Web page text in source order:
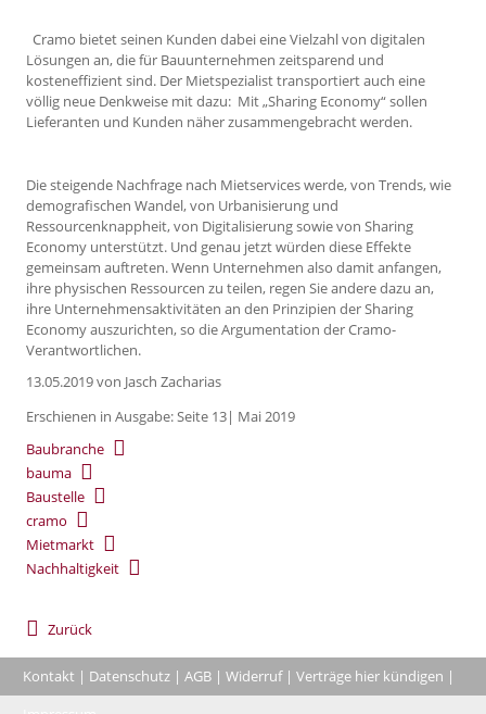
Cramo bietet seinen Kunden dabei eine Vielzahl von digitalen
Lösungen an, die für Bauunternehmen zeitsparend und
kosteneffizient sind. Der Mietspezialist transportiert auch eine
völlig neue Denkweise mit dazu: Mit „Sharing Economy“ sollen
Lieferanten und Kunden näher zusammengebracht werden.
Die steigende Nachfrage nach Mietservices werde, von Trends, wie
demografischen Wandel, von Urbanisierung und
Ressourcenknappheit, von Digitalisierung sowie von Sharing
Economy unterstützt. Und genau jetzt würden diese Effekte
gemeinsam auftreten. Wenn Unternehmen also damit anfangen,
ihre physischen Ressourcen zu teilen, regen Sie andere dazu an,
ihre Unternehmensaktivitäten an den Prinzipien der Sharing
Economy auszurichten, so die Argumentation der Cramo-
Verantwortlichen.
13.05.2019von Jasch Zacharias
Erschienen in Ausgabe: Seite 13| Mai 2019
Baubranche
bauma
Baustelle
cramo
Mietmarkt
Nachhaltigkeit
Zurück
Kontakt | Datenschutz | AGB | Widerruf| Verträge hier kündigen |